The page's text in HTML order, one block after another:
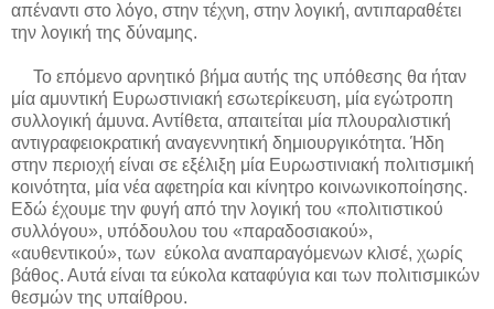
απέναντι στο λόγο, στην τέχνη, στην λογική, αντιπαραθέτει
την λογική της δύναμης.
Το επόμενο αρνητικό βήμα αυτής της υπόθεσης θα ήταν
μία αμυντική Ευρωστινιακή εσωτερίκευση, μία εγώτροπη
συλλογική άμυνα. Αντίθετα, απαιτείται μία πλουραλιστική
αντιγραφειοκρατική αναγεννητική δημιουργικότητα. Ήδη
στην περιοχή είναι σε εξέλιξη μία Ευρωστινιακή πολιτισμική
κοινότητα, μία νέα αφετηρία και κίνητρο κοινωνικοποίησης.
Εδώ έχουμε την φυγή από την λογική του «πολιτιστικού
συλλόγου», υπόδουλου του «παραδοσιακού»,
«αυθεντικού», των εύκολα αναπαραγόμενων κλισέ, χωρίς
βάθος. Αυτά είναι τα εύκολα καταφύγια και των πολιτισμικών
θεσμών της υπαίθρου.